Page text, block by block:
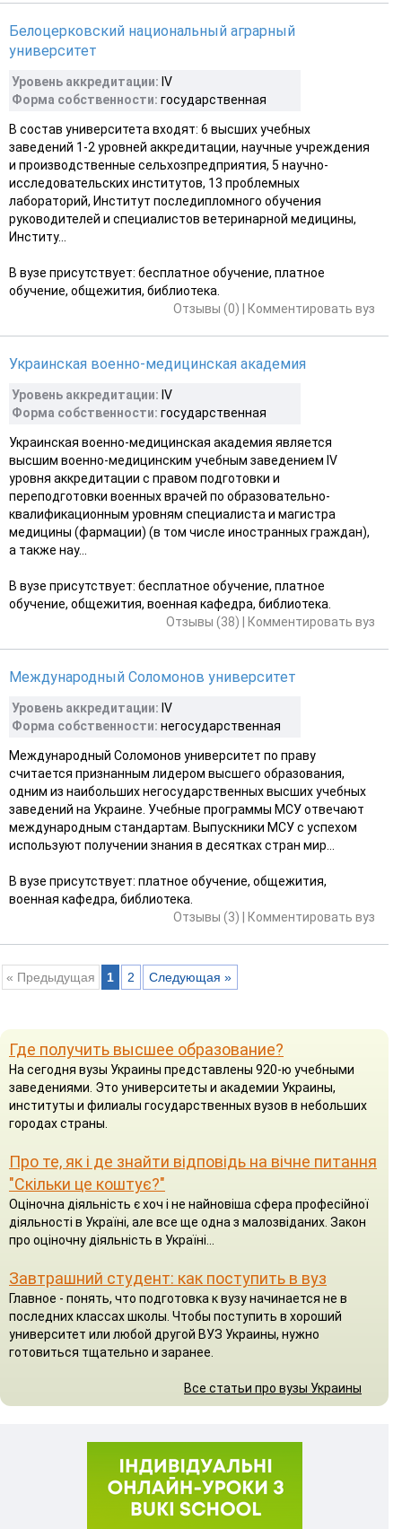
Белоцерковский национальный аграрный
университет
Уровень аккредитации: ІV
Форма собственности: государственная
В состав университета входят: 6 высших учебных
заведений 1-2 уровней аккредитации, научные учреждения
и производственные сельхозпредприятия, 5 научно-
исследовательских институтов, 13 проблемных
лабораторий, Институт последипломного обучения
руководителей и специалистов ветеринарной медицины,
Институ...
В вузе присутствует: бесплатное обучение, платное
обучение, общежития, библиотека.
Отзывы (0)
Комментировать вуз
Украинская военно-медицинская академия
Уровень аккредитации: ІV
Форма собственности: государственная
Украинская военно-медицинская академия является
высшим военно-медицинским учебным заведением IV
уровня аккредитации с правом подготовки и
переподготовки военных врачей по образовательно-
квалификационным уровням специалиста и магистра
медицины (фармации) (в том числе иностранных граждан),
а также нау...
В вузе присутствует: бесплатное обучение, платное
обучение, общежития, военная кафедра, библиотека.
Отзывы (38)
Комментировать вуз
Международный Соломонов университет
Уровень аккредитации: ІV
Форма собственности: негосударственная
Международный Соломонов университет по праву
считается признанным лидером высшего образования,
одним из наибольших негосударственных высших учебных
заведений на Украине. Учебные программы МСУ отвечают
международным стандартам. Выпускники МСУ с успехом
используют получении знания в десятках стран мир...
В вузе присутствует: платное обучение, общежития,
военная кафедра, библиотека.
Отзывы (3)
Комментировать вуз
« Предыдущая 1 2 Следующая »
Где получить высшее образование?
На сегодня вузы Украины представлены 920-ю учебными
заведениями. Это университеты и академии Украины,
институты и филиалы государственных вузов в небольших
городах страны.
Про те, як і де знайти відповідь на вічне питання
"Скільки це коштує?"
Оціночна діяльність є хоч і не найновіша сфера професійної
діяльності в Україні, але все ще одна з малозвіданих. Закон
про оціночну діяльність в Україні...
Завтрашний студент: как поступить в вуз
Главное - понять, что подготовка к вузу начинается не в
последних классах школы. Чтобы поступить в хороший
университет или любой другой ВУЗ Украины, нужно
готовиться тщательно и заранее.
Все статьи про вузы Украины